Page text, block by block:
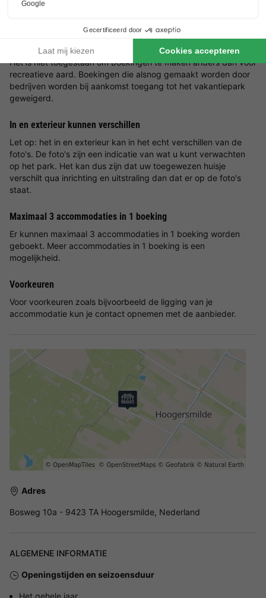
er helaas geen accommodaties beschikbaar waar huisdieren
Zakelijke verblijven
Het is niet toegestaan om boekingen te maken anders dan voor
recreatieve aard. Boekingen die alsnog gemaakt worden door
bedrijven worden bij aankomst toegang tot het vakantiepark
geweigerd.
In en exterieur kunnen verschillen
Let op: het in en exterieur kan in het echt verschillen van de
foto's. De foto's zijn een indicatie van wat u kunt verwachten
op het park. Het kan dus zijn dat uw toegewezen huisje
verschilt qua inrichting en uitstraling dan dat er op de foto's
staat.
Maximaal 3 accommodaties in 1 boeking
Er kunnen maximaal 3 accommodaties in 1 boeking worden
geboekt. Meer accommodaties in 1 boeking is een
mogelijkheid.
Voorkeuren
Voor voorkeuren zoals bijvoorbeeld de ligging van je
accommodatie kun je contact opnemen met de aanbieder.
Adres
Bosweg 10a - 9423 TA Hoogersmilde, Nederland
ALGEMENE INFORMATIE
Openingstijden en seizoensduur
Het gehele jaar